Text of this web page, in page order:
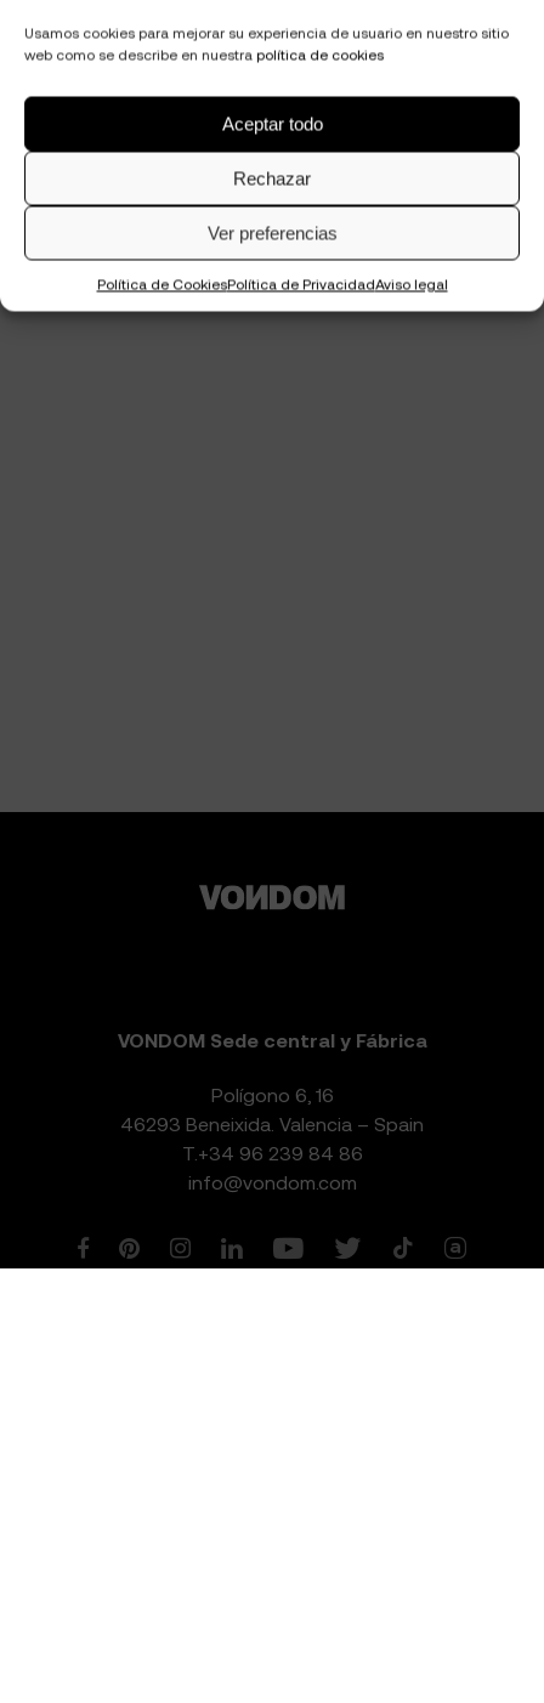
Usamos cookies para mejorar su experiencia de usuario en nuestro sitio
web como se describe en nuestra política de cookies
Aceptar todo
Rechazar
Ver preferencias
Política de CookiesPolítica de PrivacidadAviso legal
VONDOM Sede central y Fábrica
Polígono 6, 16
46293 Beneixida. Valencia – Spain
T. +34 96 239 84 86
info@vondom.com